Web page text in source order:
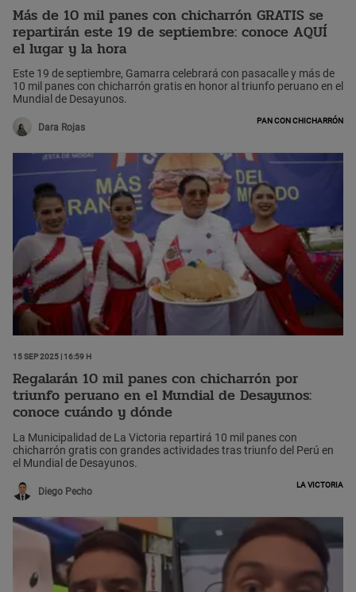
Más de 10 mil panes con chicharrón GRATIS se
repartirán este 19 de septiembre: conoce AQUÍ
el lugar y la hora
Este 19 de septiembre, Gamarra celebrará con pasacalle y más de
10 mil panes con chicharrón gratis en honor al triunfo peruano en el
Mundial de Desayunos.
Dara Rojas
Pan con chicharrón
15 Sep 2025 | 16:59 h
Regalarán 10 mil panes con chicharrón por
triunfo peruano en el Mundial de Desayunos:
conoce cuándo y dónde
La Municipalidad de La Victoria repartirá 10 mil panes con
chicharrón gratis con grandes actividades tras triunfo del Perú en
el Mundial de Desayunos.
Diego Pecho
La Victoria